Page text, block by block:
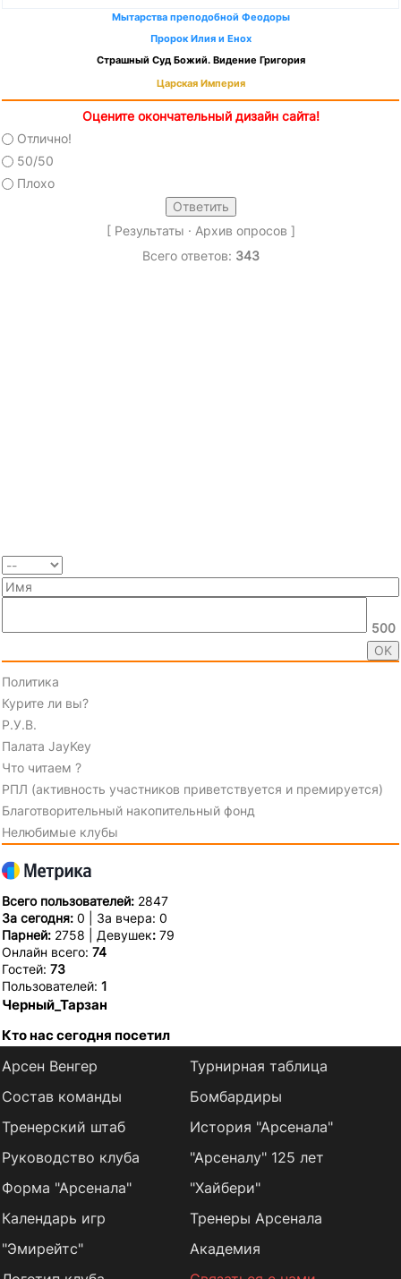
Мытарства преподобной Феодоры
Пророк Илия и Енох
Страшный Суд Божий. Видение Григория
Царская Империя
Оцените окончательный дизайн сайта!
Отлично!
50/50
Плохо
[ Результаты · Архив опросов ]
Всего ответов: 343
500
Политика
Курите ли вы?
Р.У.В.
Палата JayKey
Что читаем ?
РПЛ (активность участников приветствуется и премируется)
Благотворительный накопительный фонд
Нелюбимые клубы
Всего пользователей: 2847
За сегодня: 0 | За вчера: 0
Парней: 2758 | Девушек: 79
Онлайн всего: 74
Гостей: 73
Пользователей: 1
Черный_Тарзан
Кто нас сегодня посетил
Арсен Венгер
Состав команды
Тренерский штаб
Руководство клуба
Форма "Арсенала"
Календарь игр
Турнирная таблица
Бомбардиры
История "Арсенала"
"Арсеналу" 125 лет
"Хайбери"
Тренеры Арсенала
"Эмирейтс"
Академия